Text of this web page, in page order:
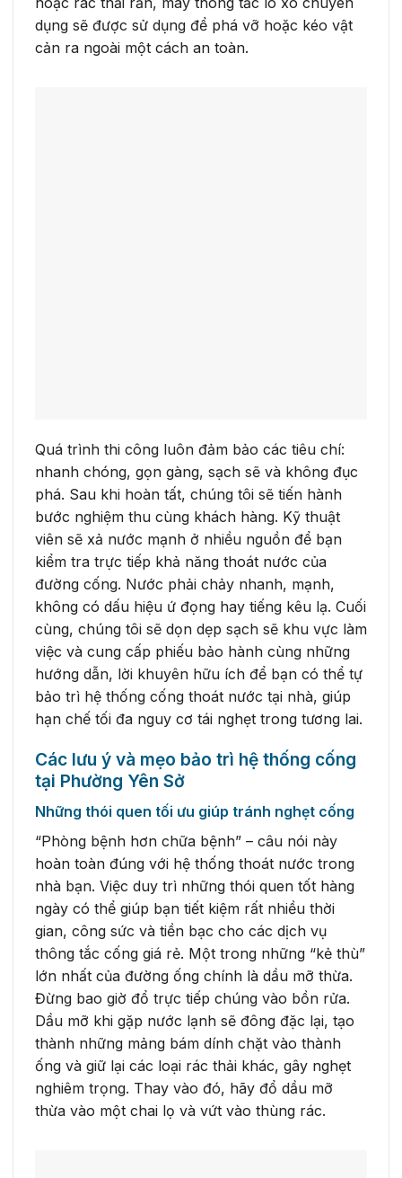
dụng sẽ được sử dụng để phá vỡ hoặc kéo vật
cản ra ngoài một cách an toàn.
Quá trình thi công luôn đảm bảo các tiêu chí:
nhanh chóng, gọn gàng, sạch sẽ và không đục
phá. Sau khi hoàn tất, chúng tôi sẽ tiến hành
bước nghiệm thu cùng khách hàng. Kỹ thuật
viên sẽ xả nước mạnh ở nhiều nguồn để bạn
kiểm tra trực tiếp khả năng thoát nước của
đường cống. Nước phải chảy nhanh, mạnh,
không có dấu hiệu ứ đọng hay tiếng kêu lạ. Cuối
cùng, chúng tôi sẽ dọn dẹp sạch sẽ khu vực làm
việc và cung cấp phiếu bảo hành cùng những
hướng dẫn, lời khuyên hữu ích để bạn có thể tự
bảo trì hệ thống cống thoát nước tại nhà, giúp
hạn chế tối đa nguy cơ tái nghẹt trong tương lai.
Các lưu ý và mẹo bảo trì hệ thống cống
tại Phường Yên Sở
Những thói quen tối ưu giúp tránh nghẹt cống
“Phòng bệnh hơn chữa bệnh” – câu nói này
hoàn toàn đúng với hệ thống thoát nước trong
nhà bạn. Việc duy trì những thói quen tốt hàng
ngày có thể giúp bạn tiết kiệm rất nhiều thời
gian, công sức và tiền bạc cho các dịch vụ
thông tắc cống giá rẻ. Một trong những “kẻ thù”
lớn nhất của đường ống chính là dầu mỡ thừa.
Đừng bao giờ đổ trực tiếp chúng vào bồn rửa.
Dầu mỡ khi gặp nước lạnh sẽ đông đặc lại, tạo
thành những mảng bám dính chặt vào thành
ống và giữ lại các loại rác thải khác, gây nghẹt
nghiêm trọng. Thay vào đó, hãy đổ dầu mỡ
thừa vào một chai lọ và vứt vào thùng rác.